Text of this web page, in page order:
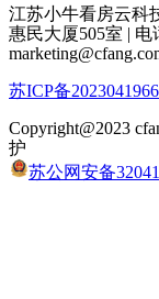
江苏小牛看房云科
惠民大厦505室 | 电
苏ICP备
Copyright@2023
护
苏公网安备